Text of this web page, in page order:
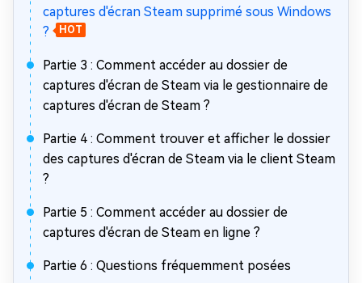
captures d'écran Steam supprimé sous Windows
?
HOT
Partie 3 : Comment accéder au dossier de
captures d'écran de Steam via le gestionnaire de
captures d'écran de Steam ?
Partie 4 : Comment trouver et afficher le dossier
des captures d'écran de Steam via le client Steam
?
Partie 5 : Comment accéder au dossier de
captures d'écran de Steam en ligne ?
Partie 6 : Questions fréquemment posées